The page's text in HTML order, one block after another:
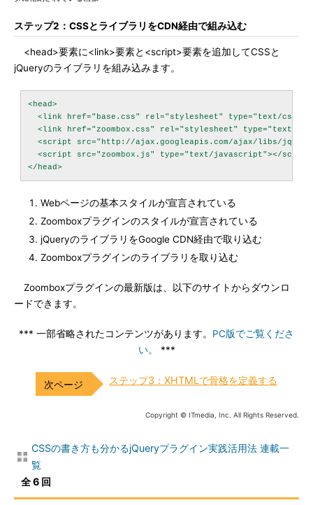
ステップ2：CSSとライブラリをCDN経由で組み込む
<head>要素に<link>要素と<script>要素を追加してCSSと
jQueryのライブラリを組み込みます。
<head>
<link href="base.css" rel="stylesheet" type="text/css" /
<link href="zoombox.css" rel="stylesheet" type="text/
<script src="http://ajax.googleapis.com/ajax/libs/
<script src="zoombox.js" type="text/javascript"></
Webページの基本スタイルが宣言されている
Zoomboxプラグインのスタイルが宣言されている
jQueryのライブラリをGoogle CDN経由で取り込む
Zoomboxプラグインのライブラリを取り込む
Zoomboxプラグインの最新版は、以下のサイトからダウンロ
ードできます。
*** 一部省略されたコンテンツがあります。 PC版でご覧くださ
い。
***
ステップ3：XHTMLで骨格を定義する
Copyright © ITmedia, Inc. All Rights Reserved.
CSSの書き方も分かるjQueryプラグイン実践活用法 連載一
覧
全 6 回